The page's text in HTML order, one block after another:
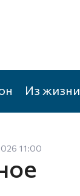
Из жизни
11:00